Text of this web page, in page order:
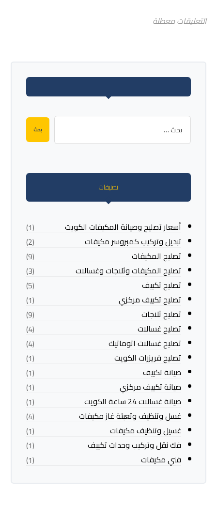
التعليقات معطلة
تصنيفات
أسعار تصليح وصيانة المكيفات الكويت
(1)
تبديل وتركيب كمبروسر مكيفات
(2)
تصليح المكيفات
(9)
تصليح المكيفات وثلاجات وغسالات
(3)
تصليح تكييف
(5)
تصليح تكييف مركزي
(1)
تصليح ثلاجات
(9)
تصليح غسالات
(4)
تصليح غسالات اتوماتيك
(4)
تصليح فريزرات الكويت
(1)
صيانة تكييف
(1)
صيانة تكييف مركزي
(1)
صيانة غسالات 24 ساعة الكويت
(1)
غسل وتنظيف وتعبئة غاز مكيفات
(4)
غسيل وتنظيف مكيفات
(1)
فك نقل وتركيب وحدات تكييف
(1)
فني مكيفات
(1)